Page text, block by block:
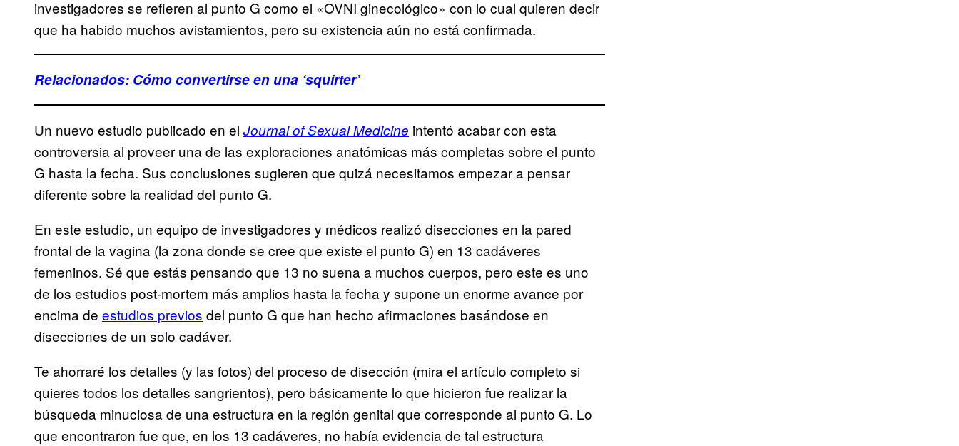
investigadores se refieren al punto G como el «OVNI ginecológico» con lo cual quieren decir
que ha habido muchos avistamientos, pero su existencia aún no está confirmada.
Relacionados: Cómo convertirse en una ‘squirter’
Un nuevo estudio publicado en el Journal of Sexual Medicine intentó acabar con esta
controversia al proveer una de las exploraciones anatómicas más completas sobre el punto
G hasta la fecha. Sus conclusiones sugieren que quizá necesitamos empezar a pensar
diferente sobre la realidad del punto G.
En este estudio, un equipo de investigadores y médicos realizó disecciones en la pared
frontal de la vagina (la zona donde se cree que existe el punto G) en 13 cadáveres
femeninos. Sé que estás pensando que 13 no suena a muchos cuerpos, pero este es uno
de los estudios post-mortem más amplios hasta la fecha y supone un enorme avance por
encima de estudios previos del punto G que han hecho afirmaciones basándose en
disecciones de un solo cadáver.
Te ahorraré los detalles (y las fotos) del proceso de disección (mira el artículo completo si
quieres todos los detalles sangrientos), pero básicamente lo que hicieron fue realizar la
búsqueda minuciosa de una estructura en la región genital que corresponde al punto G. Lo
que encontraron fue que, en los 13 cadáveres, no había evidencia de tal estructura